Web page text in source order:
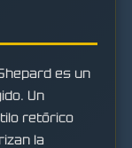
es un
Un
retórico
la